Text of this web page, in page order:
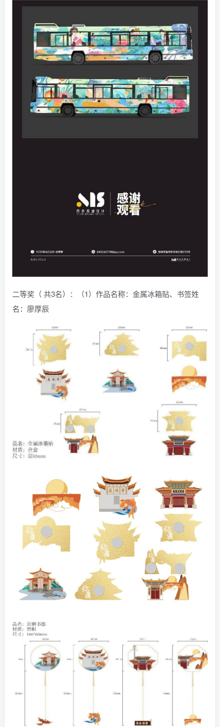
二等奖（ 共3名）：（1）作品名称：金属冰箱贴、书签姓
名：廖厚辰